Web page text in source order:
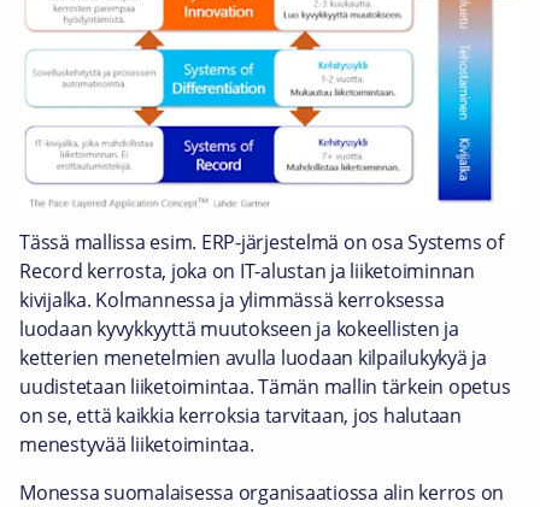
Tässä mallissa esim. ERP-järjestelmä on osa Systems of
Record kerrosta, joka on IT-alustan ja liiketoiminnan
kivijalka. Kolmannessa ja ylimmässä kerroksessa
luodaan kyvykkyyttä muutokseen ja kokeellisten ja
ketterien menetelmien avulla luodaan kilpailukykyä ja
uudistetaan liiketoimintaa. Tämän mallin tärkein opetus
on se, että kaikkia kerroksia tarvitaan, jos halutaan
menestyvää liiketoimintaa.
Monessa suomalaisessa organisaatiossa alin kerros on